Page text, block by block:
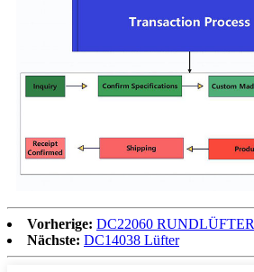
Vorherige: DC22060 RUNDLÜFTER
Nächste: DC14038 Lüfter